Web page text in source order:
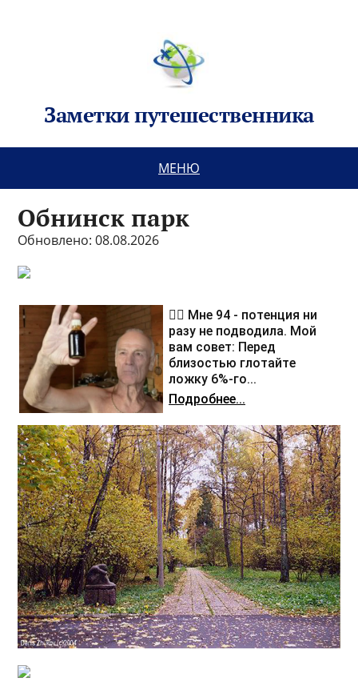
Заметки путешественника
МЕНЮ
Обнинск парк
Обновлено: 08.08.2026
❤️‍🔥 Мне 94 - потенция ни
разу не подводила. Мой
вам совет: Перед
близостью глотайте
ложку 6%-го...
Подробнее...